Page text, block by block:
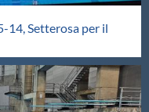
14, Setterosa per il